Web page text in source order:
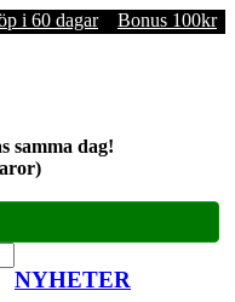
i 60 dagar Bonus 100kr
samma dag!
NYHETER